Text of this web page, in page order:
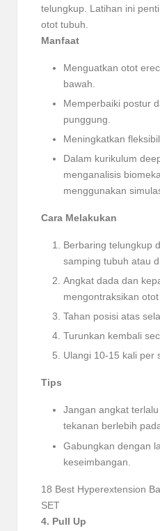
telungkup. Latihan ini
otot tubuh.
Manfaat
Menguatkan otot
bawah.
Memperbaiki postur
punggung.
Meningkatkan
Dalam kurikulum
menganalisis
menggunakan
Cara Melakukan
Berbaring telungkup
samping tubuh atau
Angkat dada dan
mengontraksikan
Tahan posisi atas
Turunkan kembali
Ulangi 10-15 kali per
Tips
Jangan angkat
tekanan berlebih
Gabungkan dengan
keseimbangan.
18 Best Hyperextension
SET
4. Pull Up